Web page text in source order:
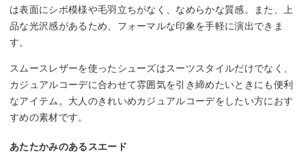
は表面にシボ模様や毛羽立ちがなく、なめらかな質感。また、上
品な光沢感があるため、フォーマルな印象を手軽に演出できま
す。
スムースレザーを使ったシューズはスーツスタイルだけでなく、
カジュアルコーデに合わせて雰囲気を引き締めたいときにも便利
なアイテム。大人のきれいめカジュアルコーデをしたい方におす
すめの素材です。
あたたかみのあるスエード